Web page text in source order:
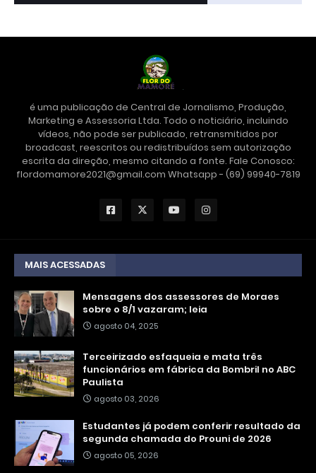
é uma publicação de Central de Jornalismo, Produção,
Marketing e Assessoria Ltda. Todo o noticiário, incluindo
vídeos, não pode ser publicado, retransmitidos por
broadcast, reescritos ou redistribuídos sem autorização
escrita da direção, mesmo citando a fonte. Fale Conosco:
flordomamore2021@gmail.com Whatsapp - (69) 99940-7819
MAIS ACESSADAS
Mensagens dos assessores de Moraes
sobre o 8/1 vazaram; leia
agosto 04, 2025
Terceirizado esfaqueia e mata três
funcionários em fábrica da Bombril no ABC
Paulista
agosto 03, 2026
Estudantes já podem conferir resultado da
segunda chamada do Prouni de 2026
agosto 05, 2026